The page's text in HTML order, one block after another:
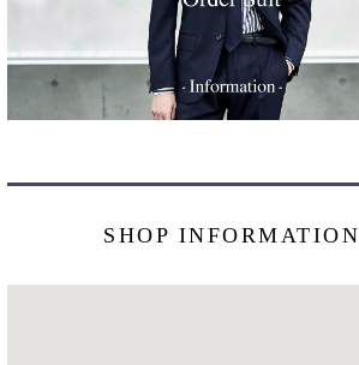
SHOP INFORMATION